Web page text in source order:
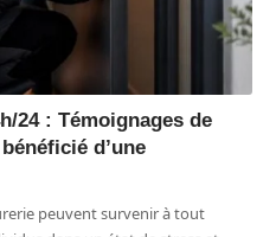
24 : Témoignages de
d’une
peuvent survenir à tout